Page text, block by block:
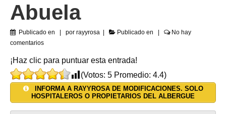
Abuela
Publicado en por rayyrosa Publicado en
No hay
comentarios
¡Haz clic para puntuar esta entrada!
(Votos: 5 Promedio: 4.4)
INFORMA A RAYYROSA DE MODIFICACIONES. SOLO
HOSPITALEROS O PROPIETARIOS DEL ALBERGUE